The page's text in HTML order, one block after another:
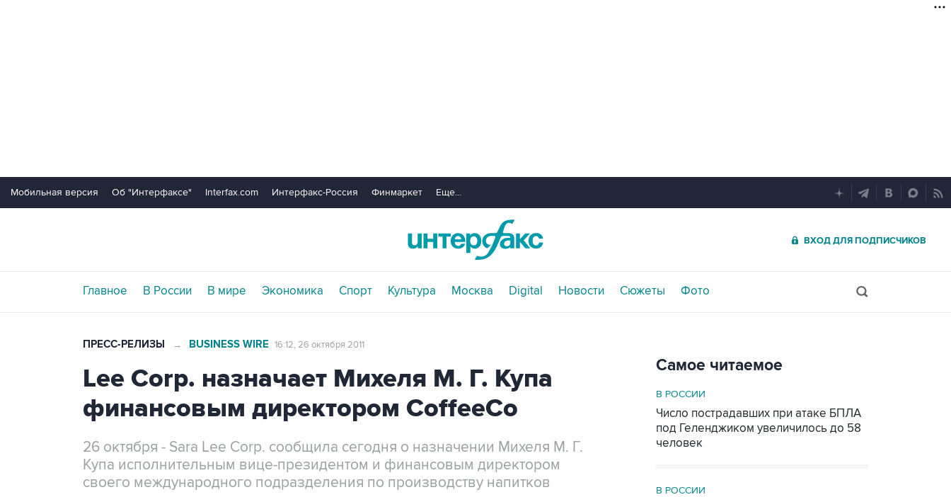
Мобильная версия Об "Интерфаксе" Interfax.com Интерфакс-Россия Финмаркет Еще...
ВХОД ДЛЯ ПОДПИСЧИКОВ
Главное В России В мире Экономика Спорт Культура Москва Digital Новости Сюжеты Фото
ПРЕСС-РЕЛИЗЫ → BUSINESS WIRE 16:12, 26 октября 2011
Lee Corp. назначает Михеля М. Г. Купа
финансовым директором CoffeeCo
26 октября - Sara Lee Corp. сообщила сегодня о назначении Михеля М. Г.
Купа исполнительным вице-президентом и финансовым директором
своего международного подразделения по производству напитков
Самое читаемое
В РОССИИ
Число пострадавших при атаке БПЛА
под Геленджиком увеличилось до 58
человек
В РОССИИ